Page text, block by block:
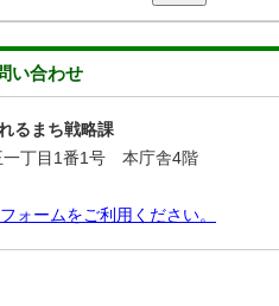
い合わせ
るまち戦略課
丁目1番1号 本庁舎4階
ォームをご利用ください。